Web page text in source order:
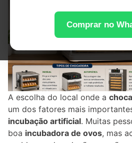
Comprar no
A escolha do local onde a
um dos fatores mais
incubação artificial. Muitas
boa incubadora de ovos, mas